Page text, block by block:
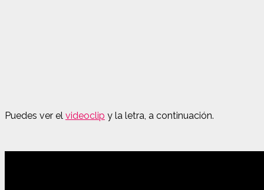
Puedes ver el videoclip y la letra, a continuación.